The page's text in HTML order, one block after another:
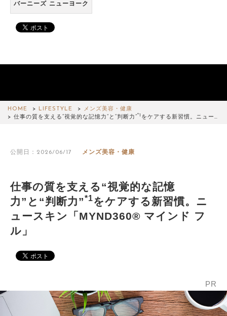
バーニーズ ニューヨーク
HOME LIFESTYLE
メンズ美容・健康
仕事の質を支える“視覚的な記憶力”と“判断力”*1 をケアする新習慣。ニュー…
公開日：2026/06/17 メンズ美容・健康
仕事の質を支える“視覚的な記憶
力”と“判断力”*1をケアする新習慣。ニ
ュースキン「MYND360® マインド フ
ル」
PR